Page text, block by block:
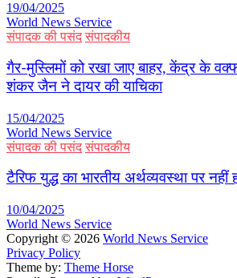
19/04/2025
World News Service
संपादक की पसंद संपादकीय
गैर-मुस्लिमों को रखा जाए बाहर, केंद्र के
शंकर जैन ने दायर की याचिका
15/04/2025
World News Service
संपादक की पसंद संपादकीय
टैरिफ युद्ध का भारतीय अर्थव्यवस्था पर नहीं
10/04/2025
World News Service
Copyright © 2026 World News Service
Privacy Policy
Theme by: Theme Horse